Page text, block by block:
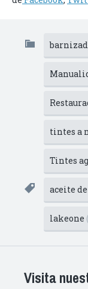
tintes a
Tintes
aceite
lakeone
Visita